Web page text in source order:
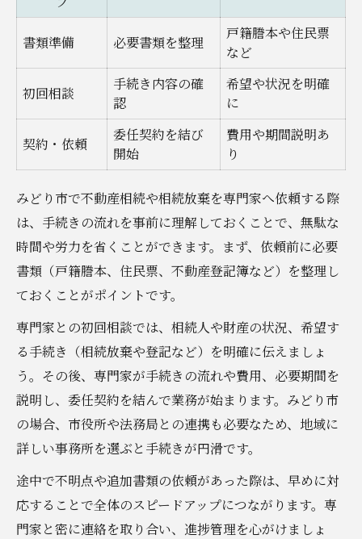
書類準備 必要書類を整理
戸籍謄本や住民票
など
初回相談
手続き内容の確
認
希望や状況を明確
に
契約・依頼
委任契約を結び
開始
費用や期間説明あ
り
みどり市で不動産相続や相続放棄を専門家へ依頼する際
は、手続きの流れを事前に理解しておくことで、無駄な
時間や労力を省くことができます。まず、依頼前に必要
書類（戸籍謄本、住民票、不動産登記簿など）を整理し
ておくことがポイントです。
専門家との初回相談では、相続人や財産の状況、希望す
る手続き（相続放棄や登記など）を明確に伝えましょ
う。その後、専門家が手続きの流れや費用、必要期間を
説明し、委任契約を結んで業務が始まります。みどり市
の場合、市役所や法務局との連携も必要なため、地域に
詳しい事務所を選ぶと手続きが円滑です。
途中で不明点や追加書類の依頼があった際は、早めに対
応することで全体のスピードアップにつながります。専
門家と密に連絡を取り合い、進捗管理を心がけましょ